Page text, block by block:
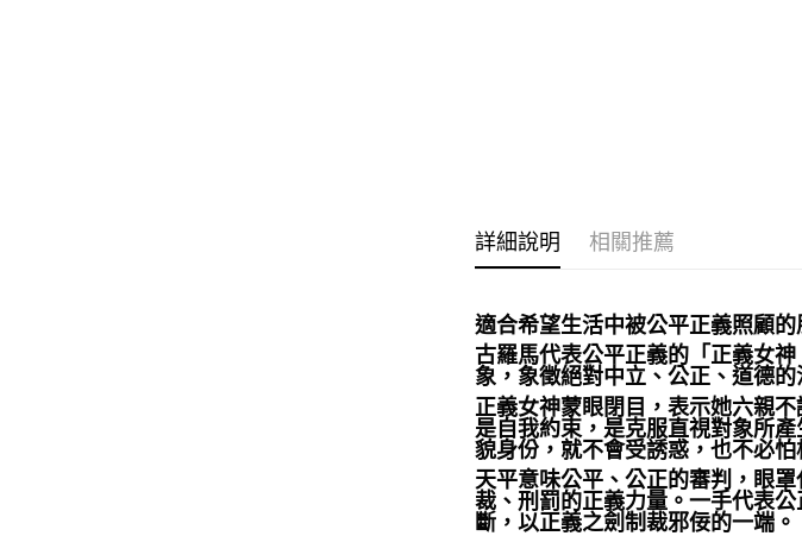
詳細說明 相關推薦
適合希望生活中被公平正義照顧
古羅馬代表公平正義的「正義女
象，象徵絕對中立、公正、道德的
正義女神蒙眼閉目，表示她六親
是自我約束，是克服直視對象所
貌身份，就不會受誘惑，也不必怕
天平意味公平、公正的審判，眼
裁、刑罰的正義力量。一手代表
斷，以正義之劍制裁邪佞的一端。